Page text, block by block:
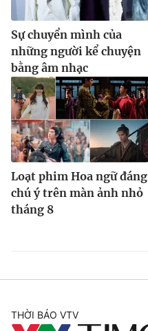
Sự chuyển mình của
những người kể chuyện
bằng âm nhạc
Loạt phim Hoa ngữ đáng
chú ý trên màn ảnh nhỏ
tháng 8
THỜI BÁO VTV